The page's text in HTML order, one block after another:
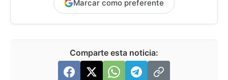
Marcar como preferente
Comparte esta noticia: